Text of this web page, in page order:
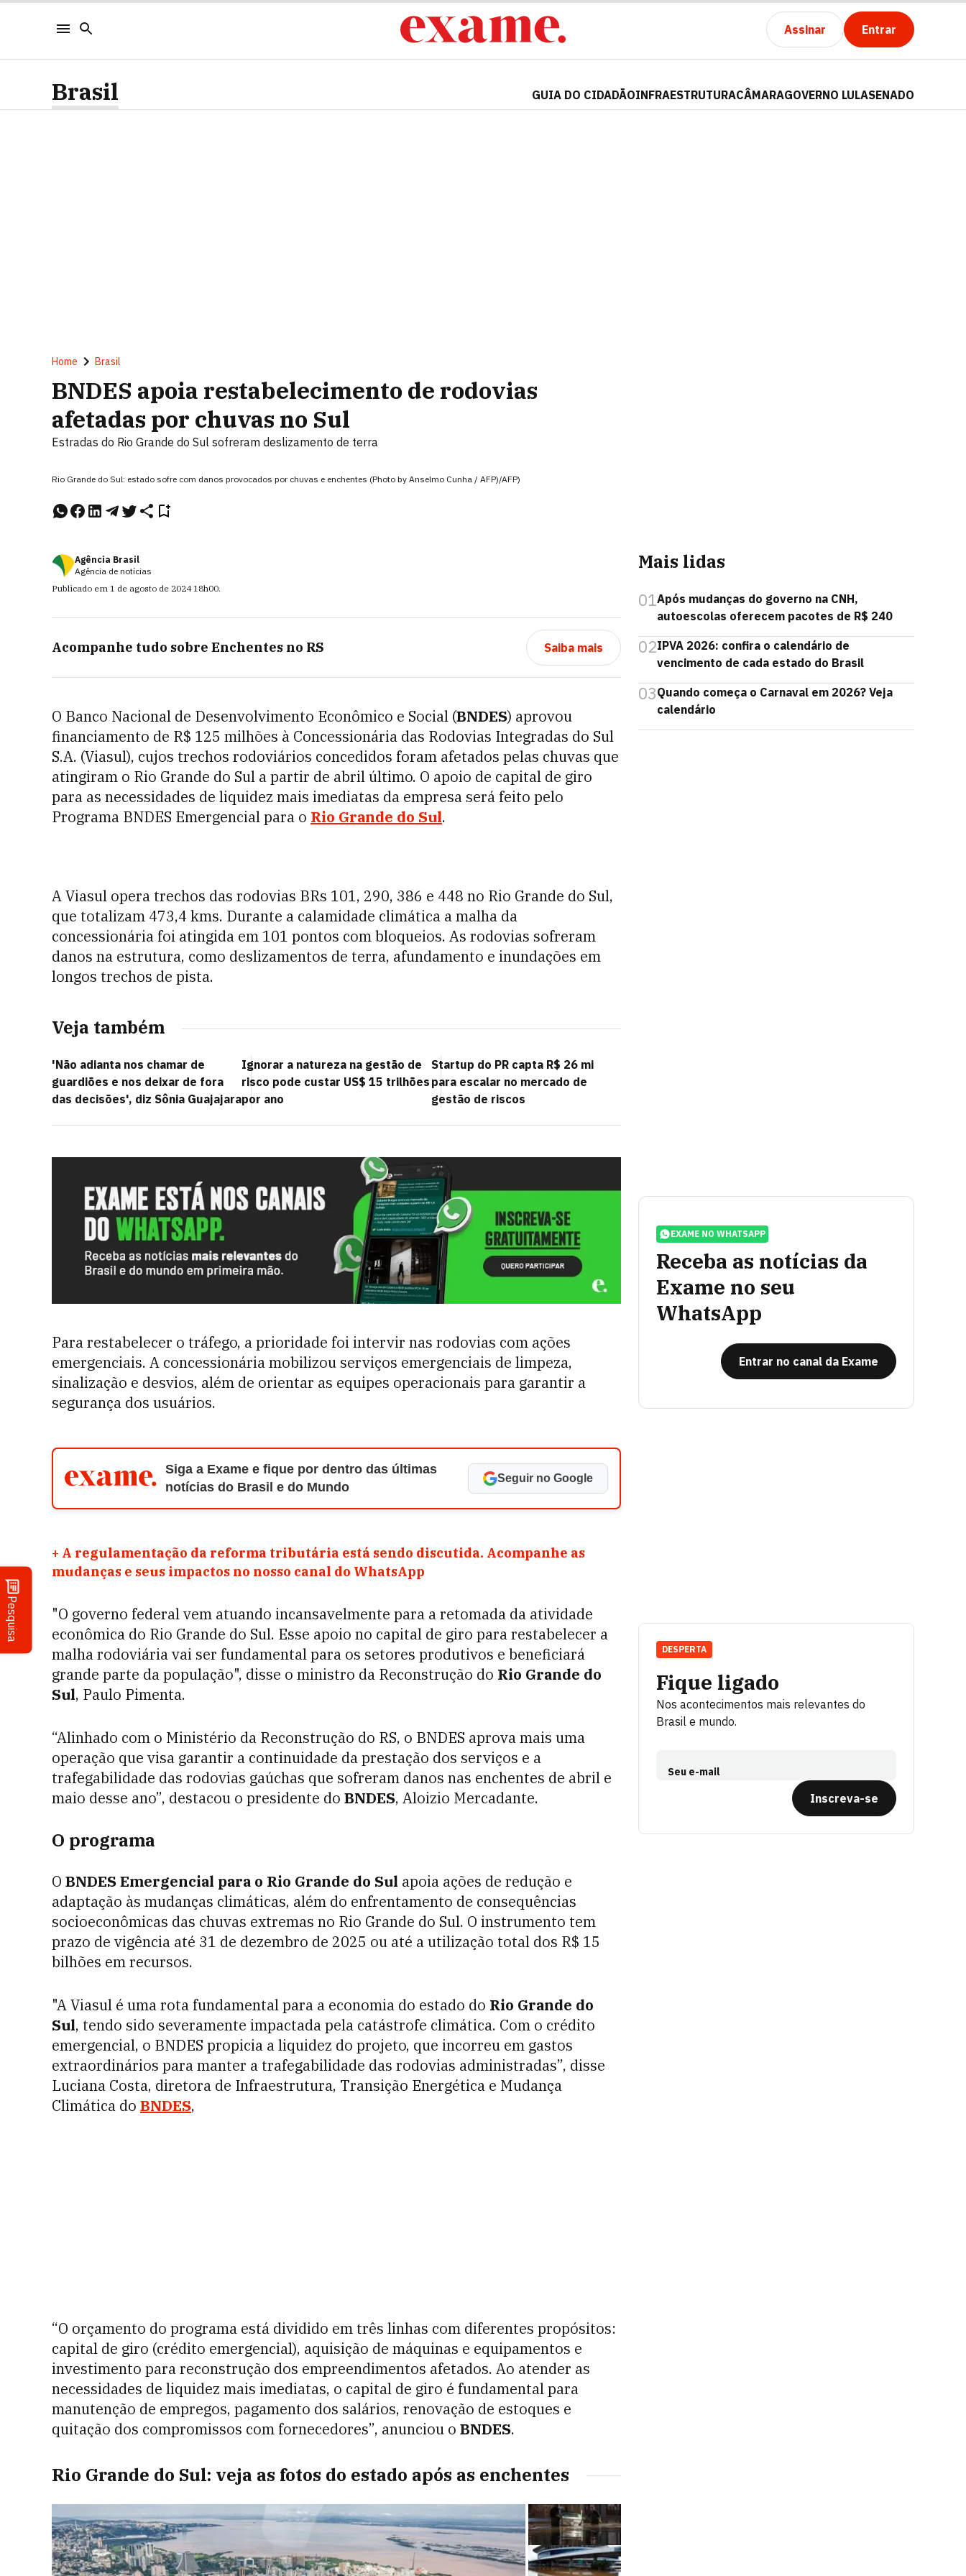
Assinar Entrar
Pesquisa
Brasil GUIA DO CIDADÃOINFRAESTRUTURACÂMARAGOVERNO LULASENADO
Home Brasil
BNDES apoia restabelecimento de rodovias
afetadas por chuvas no Sul
Estradas do Rio Grande do Sul sofreram deslizamento de terra
Rio Grande do Sul: estado sofre com danos provocados por chuvas e enchentes (Photo by Anselmo Cunha / AFP)/AFP)
Agência Brasil
Agência de notícias
Publicado em 1 de agosto de 2024 18h00.
Acompanhe tudo sobre Enchentes no RS Saiba mais
O Banco Nacional de Desenvolvimento Econômico e Social (BNDES) aprovou
financiamento de R$ 125 milhões à Concessionária das Rodovias Integradas do Sul
S.A. (Viasul), cujos trechos rodoviários concedidos foram afetados pelas chuvas que
atingiram o Rio Grande do Sul a partir de abril último. O apoio de capital de giro
para as necessidades de liquidez mais imediatas da empresa será feito pelo
Programa BNDES Emergencial para o Rio Grande do Sul.
A Viasul opera trechos das rodovias BRs 101, 290, 386 e 448 no Rio Grande do Sul,
que totalizam 473,4 kms. Durante a calamidade climática a malha da
concessionária foi atingida em 101 pontos com bloqueios. As rodovias sofreram
danos na estrutura, como deslizamentos de terra, afundamento e inundações em
longos trechos de pista.
Veja também
'Não adianta nos chamar de
guardiões e nos deixar de fora
das decisões', diz Sônia Guajajara
Ignorar a natureza na gestão de
risco pode custar US$ 15 trilhões
por ano
Startup do PR capta R$ 26 mi
para escalar no mercado de
gestão de riscos
Para restabelecer o tráfego, a prioridade foi intervir nas rodovias com ações
emergenciais. A concessionária mobilizou serviços emergenciais de limpeza,
sinalização e desvios, além de orientar as equipes operacionais para garantir a
segurança dos usuários.
Siga a Exame e fique por dentro das últimas
notícias do Brasil e do Mundo
Seguir no Google
+ A regulamentação da reforma tributária está sendo discutida. Acompanhe as
mudanças e seus impactos no nosso canal do WhatsApp
"O governo federal vem atuando incansavelmente para a retomada da atividade
econômica do Rio Grande do Sul. Esse apoio no capital de giro para restabelecer a
malha rodoviária vai ser fundamental para os setores produtivos e beneficiará
grande parte da população", disse o ministro da Reconstrução do Rio Grande do
Sul, Paulo Pimenta.
“Alinhado com o Ministério da Reconstrução do RS, o BNDES aprova mais uma
operação que visa garantir a continuidade da prestação dos serviços e a
trafegabilidade das rodovias gaúchas que sofreram danos nas enchentes de abril e
maio desse ano”, destacou o presidente do BNDES, Aloizio Mercadante.
O programa
O BNDES Emergencial para o Rio Grande do Sul apoia ações de redução e
adaptação às mudanças climáticas, além do enfrentamento de consequências
socioeconômicas das chuvas extremas no Rio Grande do Sul. O instrumento tem
prazo de vigência até 31 de dezembro de 2025 ou até a utilização total dos R$ 15
bilhões em recursos.
"A Viasul é uma rota fundamental para a economia do estado do Rio Grande do
Sul, tendo sido severamente impactada pela catástrofe climática. Com o crédito
emergencial, o BNDES propicia a liquidez do projeto, que incorreu em gastos
extraordinários para manter a trafegabilidade das rodovias administradas”, disse
Luciana Costa, diretora de Infraestrutura, Transição Energética e Mudança
Climática do BNDES,
“O orçamento do programa está dividido em três linhas com diferentes propósitos:
capital de giro (crédito emergencial), aquisição de máquinas e equipamentos e
investimento para reconstrução dos empreendimentos afetados. Ao atender as
necessidades de liquidez mais imediatas, o capital de giro é fundamental para
manutenção de empregos, pagamento dos salários, renovação de estoques e
quitação dos compromissos com fornecedores”, anunciou o BNDES.
Rio Grande do Sul: veja as fotos do estado após as enchentes
Mais lidas
01Após mudanças do governo na CNH,
autoescolas oferecem pacotes de R$ 240
02IPVA 2026: confira o calendário de
vencimento de cada estado do Brasil
03Quando começa o Carnaval em 2026? Veja
calendário
EXAME NO WHATSAPP
Receba as notícias da
Exame no seu
WhatsApp
Entrar no canal da Exame
Fique ligado
Nos acontecimentos mais relevantes do
Brasil e mundo.
Seu e-mail
Inscreva-se
DESPERTA